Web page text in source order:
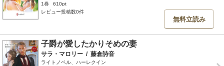
1巻
610pt
レビュー投稿数0件
無料立読み
子爵が愛したかりそめの妻
サラ・マロリー / 藤倉詩音
ライトノベル、ハーレクイン